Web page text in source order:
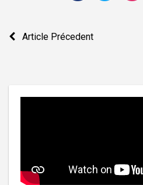
Navigation
Article Précedent